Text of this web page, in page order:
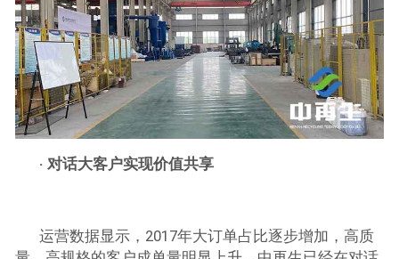
· 对话大客户实现价值共享
运营数据显示，2017年大订单占比逐步增加，高质